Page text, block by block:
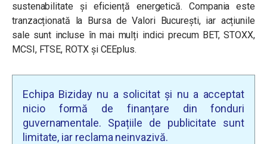
sustenabilitate și eficiență energetică. Compania este
tranzacționată la Bursa de Valori București, iar acțiunile
sale sunt incluse în mai mulți indici precum BET, STOXX,
MCSI, FTSE, ROTX și CEEplus.
Echipa Biziday nu a solicitat și nu a acceptat
nicio formă de finanțare din fonduri
guvernamentale. Spațiile de publicitate sunt
limitate, iar reclama neinvazivă.